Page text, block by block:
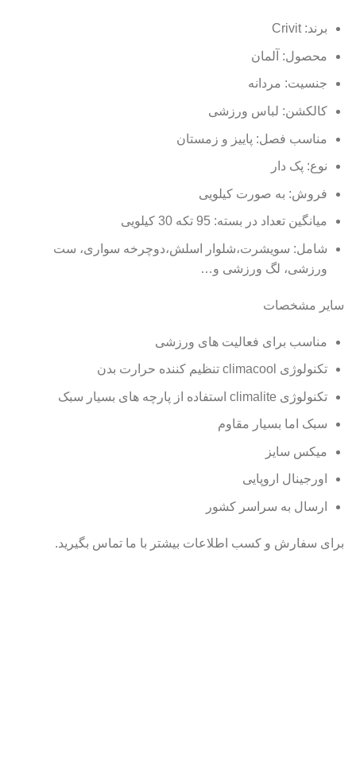
برند: Crivit
محصول: آلمان
جنسیت: مردانه
کالکشن: لباس ورزشی
مناسب فصل: پاییز و زمستان
نوع: پک دار
فروش: به صورت کیلویی
میانگین تعداد در بسته: 95 تکه 30 کیلویی
شامل: سویشرت،شلوار اسلش،دوچرخه سواری، ست
ورزشی، لگ ورزشی و…
سایر مشخصات
مناسب برای فعالیت های ورزشی
تکنولوژی climacool تنظیم کننده حرارت بدن
تکنولوژی climalite استفاده از پارچه های بسیار سبک
سبک اما بسیار مقاوم
میکس سایز
اورجینال اروپایی
ارسال به سراسر کشور
برای سفارش و کسب اطلاعات بیشتر با ما تماس بگیرید.